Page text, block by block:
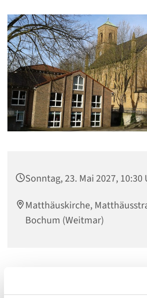
Sonntag, 23. Mai 2027, 10:30
Matthäuskirche,
Bochum (Weitmar)